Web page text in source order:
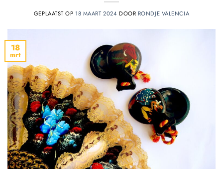
GEPLAATST OP 18 MAART 2024 DOOR RONDJE VALENCIA
18
mrt